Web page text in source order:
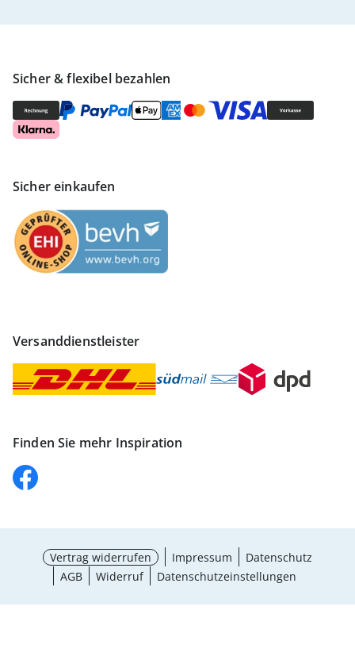
Sicher & flexibel bezahlen
Sicher einkaufen
Versanddienstleister
Finden Sie mehr Inspiration
Vertrag widerrufen Impressum
Datenschutz
AGB
Widerruf Datenschutzeinstellungen